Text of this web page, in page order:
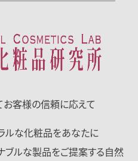
お客様の信頼に応えて
ルな化粧品をあなたに
ブルな製品をご提案する自然